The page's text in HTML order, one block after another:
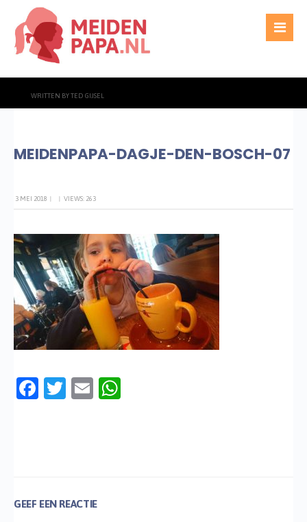
WRITTEN BYTED GIJSEL
MEIDENPAPA-DAGJE-DEN-BOSCH-07
3 MEI 2018 | | VIEWS: 263
Facebook
Twitter
Email
GEEF EEN REACTIE